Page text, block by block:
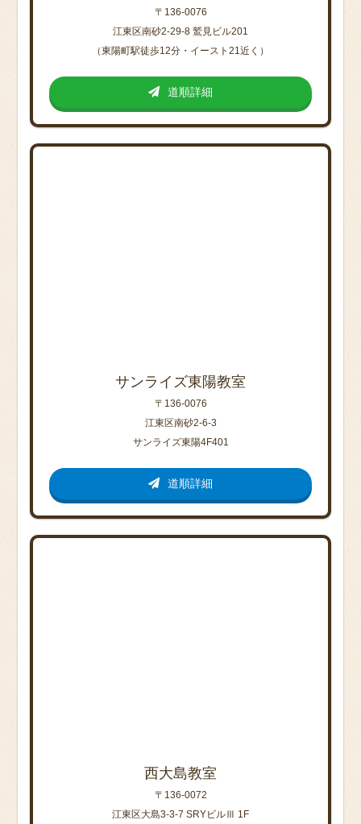
〒136-0076
江東区南砂2-29-8 鷲見ビル201
（東陽町駅徒歩12分・イースト21近く）
道順詳細
サンライズ東陽教室
〒136-0076
江東区南砂2-6-3
サンライズ東陽4F401
道順詳細
西大島教室
〒136-0072
江東区大島3-3-7 SRYビルⅢ 1F